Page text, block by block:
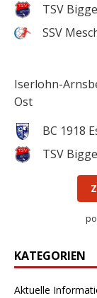
TSV
SSV
Iserlohn-
Ost
BC 1918
TSV
KATEGORIEN
Aktuelle